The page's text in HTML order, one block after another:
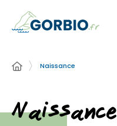
Naissance
Naissance